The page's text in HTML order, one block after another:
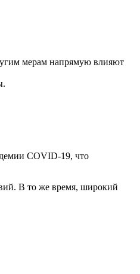
мерам напрямую влияют
COVID-19, что
В то же время, широкий